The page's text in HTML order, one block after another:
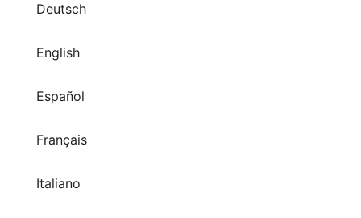
Deutsch
English
Español
Français
Italiano